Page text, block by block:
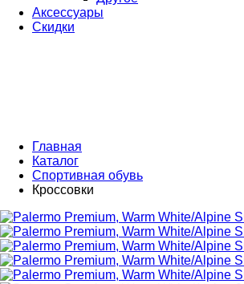
Аксессуары
Скидки
Главная
Каталог
Спортивная обувь
Кроссовки